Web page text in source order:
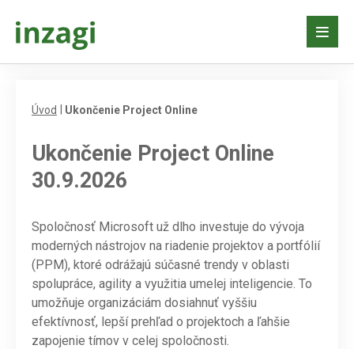
Úvod Ukončenie Project Online
Ukončenie Project Online
30.9.2026
Spoločnosť Microsoft už dlho investuje do vývoja
moderných nástrojov na riadenie projektov a portfólií
(PPM), ktoré odrážajú súčasné trendy v oblasti
spolupráce, agility a využitia umelej inteligencie. To
umožňuje organizáciám dosiahnuť vyššiu
efektívnosť, lepší prehľad o projektoch a ľahšie
zapojenie tímov v celej spoločnosti.